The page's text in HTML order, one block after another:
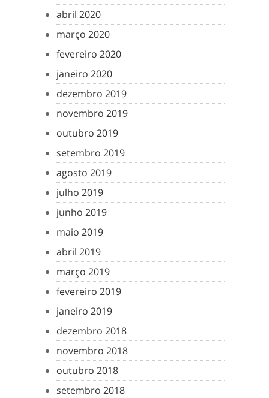
abril 2020
março 2020
fevereiro 2020
janeiro 2020
dezembro 2019
novembro 2019
outubro 2019
setembro 2019
agosto 2019
julho 2019
junho 2019
maio 2019
abril 2019
março 2019
fevereiro 2019
janeiro 2019
dezembro 2018
novembro 2018
outubro 2018
setembro 2018